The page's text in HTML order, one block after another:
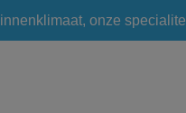
onze